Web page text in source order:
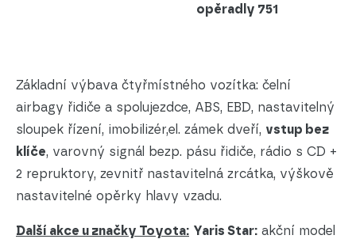
opěradly 751
Základní výbava čtyřmístného vozítka: čelní
airbagy řidiče a spolujezdce, ABS, EBD, nastavitelný
sloupek řízení, imobilizér,el. zámek dveří, vstup bez
klíče, varovný signál bezp. pásu řidiče, rádio s CD +
2 repruktory, zevnitř nastavitelná zrcátka, výškově
nastavitelné opěrky hlavy vzadu.
Další akce u značky Toyota: Yaris Star: akční model